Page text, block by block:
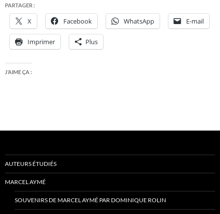
PARTAGER :
X Facebook WhatsApp E-mail
Imprimer Plus
J’AIME ÇA :
AUTEURS ÉTUDIÉS
MARCEL AYMÉ
SOUVENIRS DE MARCEL AYMÉ PAR DOMINIQUE ROLIN